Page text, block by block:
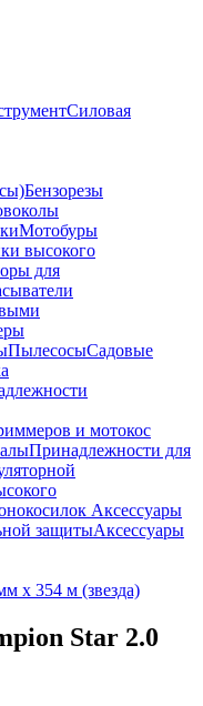
Силовая
Бензорезы
Мотобуры
высокого
для
ПылесосыСадовые
и мотокос
Принадлежности для
Аксессуары
защитыАксессуары
х 354 м (звезда)
Star 2.0